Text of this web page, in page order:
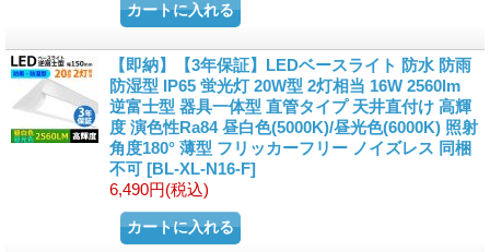
【即納】【3年保証】LEDベースライト 防水 防雨
防湿型 IP65 蛍光灯 20W型 2灯相当 16W 2560lm
逆富士型 器具一体型 直管タイプ 天井直付け 高輝
度 演色性Ra84 昼白色(5000K)/昼光色(6000K) 照射
角度180° 薄型 フリッカーフリー ノイズレス 同梱
不可 [BL-XL-N16-F]
6,490円(税込)